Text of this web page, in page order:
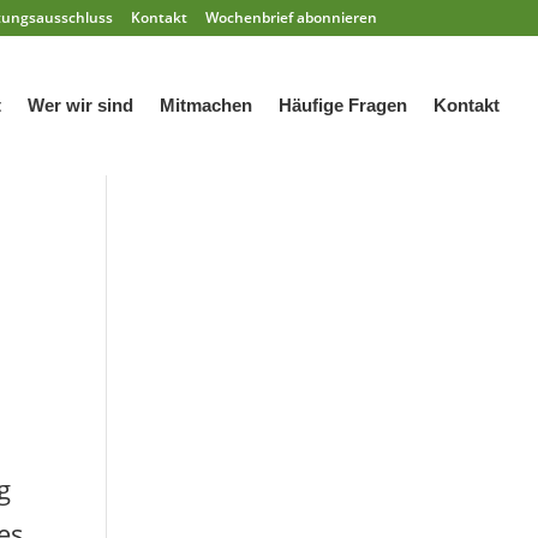
Kontakt Wochenbrief abonnieren
Wer wir sind Mitmachen Häufige Fragen Kontakt